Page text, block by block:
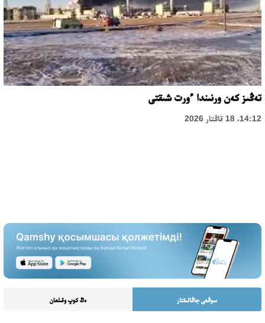
تەڭىز كەن ورنىندا ءورت شىقتى
14:12، 18 قاڭتار 2026
سوڭعى جاڭالىقتار ەڭ كوپ وقىلعان